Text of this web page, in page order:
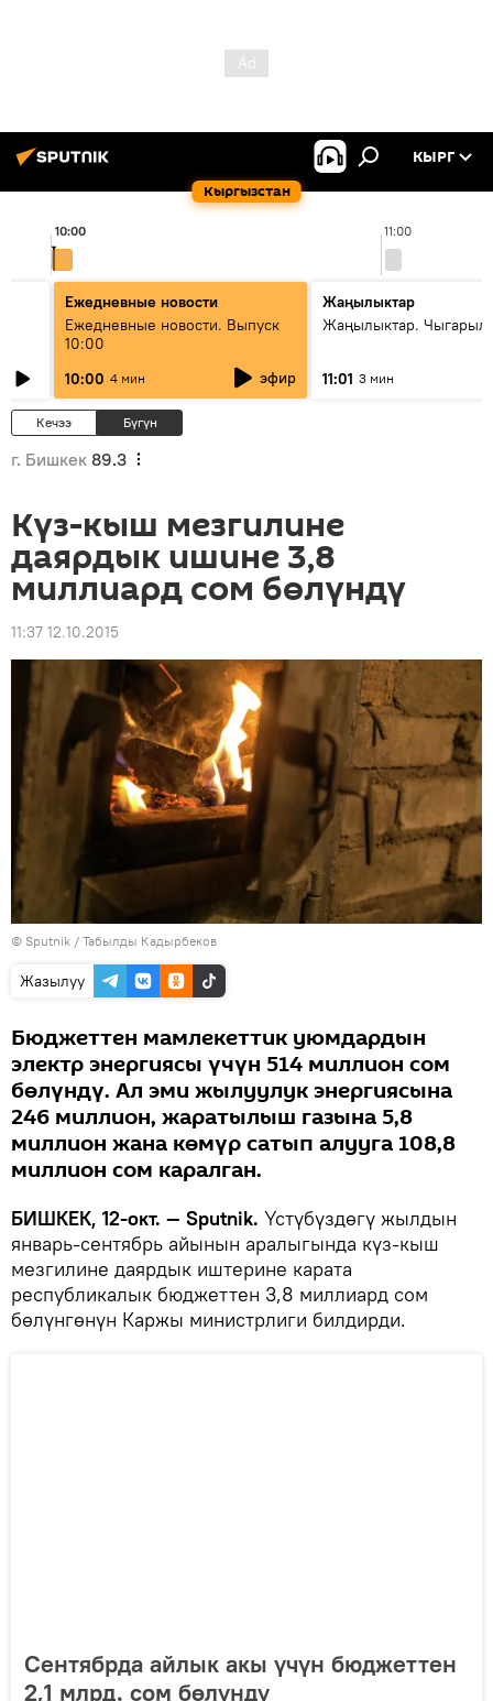
Кыргызстан
КЫРГ
11:00
10:00
Ежедневные новости
Ежедневные новости. Выпуск
10:00
10:00 4 мин эфир
Жаңылыктар
Жаңылыктар.
11:01 3 мин
Кечээ Бүгүн
г. Бишкек 89.3
Күз-кыш мезгилине
даярдык ишине 3,8
миллиард сом бөлүндү
11:37 12.10.2015
© Sputnik / Табылды Кадырбеков
Жазылуу
Бюджеттен мамлекеттик уюмдардын
электр энергиясы үчүн 514 миллион сом
бөлүндү. Ал эми жылуулук энергиясына
246 миллион, жаратылыш газына 5,8
миллион жана көмүр сатып алууга 108,8
миллион сом каралган.
БИШКЕК, 12-окт. — Sputnik. Үстүбүздөгү жылдын
январь-сентябрь айынын аралыгында күз-кыш
мезгилине даярдык иштерине карата
республикалык бюджеттен 3,8 миллиард сом
бөлүнгөнүн Каржы министрлиги билдирди.
Сентябрда айлык акы үчүн бюджеттен
2,1 млрд. сом бөлүндү